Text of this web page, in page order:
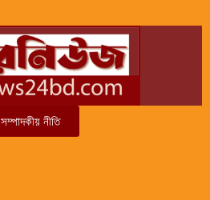
সম্পাদকীয় নীতি